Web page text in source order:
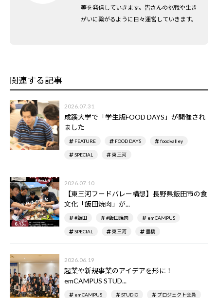
等を発信していきます。皆さんの挑戦や生き
がいに繋がるように日々運営していきます。
関連する記事
2026.07.31
成蹊大学で「学生版FOOD DAYS」が開催され
ました
FEATURE FOOD DAYS foodvalley
SPECIAL 東三河
2026.07.10
【東三河フードバレー構想】長野県飯田市の食
文化「飯田焼肉」が...
#飯田 #飯田焼肉 emCAMPUS
SPECIAL 東三河 豊橋
2026.06.19
起業や新規事業のアイデアを形に！
emCAMPUS STUD...
emCAMPUS STUDIO プロジェクト会員